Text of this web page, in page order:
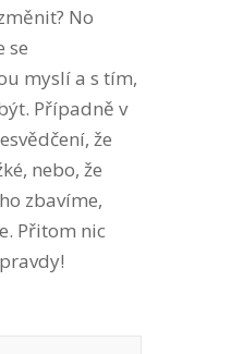
No
se
myslí a s tím,
Případně v
že
nebo, že
zbavíme,
Přitom nic